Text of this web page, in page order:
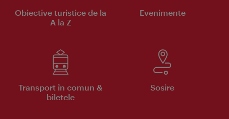
Obiective turistice de la
A la Z
Evenimente
Transport în comun &
biletele
Sosire